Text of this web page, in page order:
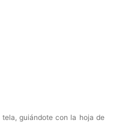
guiándote con la hoja de